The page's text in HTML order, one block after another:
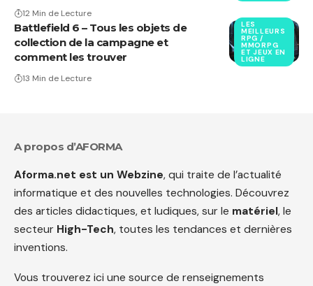
12 Min de Lecture
LES
MEILLEURS
RPG /
MMORPG
ET JEUX EN
LIGNE
Battlefield 6 – Tous les objets de
collection de la campagne et
comment les trouver
13 Min de Lecture
A propos d’AFORMA
Aforma.net est un Webzine, qui traite de l’actualité
informatique et des nouvelles technologies. Découvrez
des articles didactiques, et ludiques, sur le matériel, le
secteur High-Tech, toutes les tendances et dernières
inventions.
Vous trouverez ici une source de renseignements